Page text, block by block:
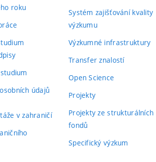
roku
údajů
v zahraničí
Systém zajišťování kvality
výzkumu
Výzkumné infrastruktury
Transfer znalostí
Open Science
Projekty
Projekty ze strukturálních
fondů
Specifický výzkum